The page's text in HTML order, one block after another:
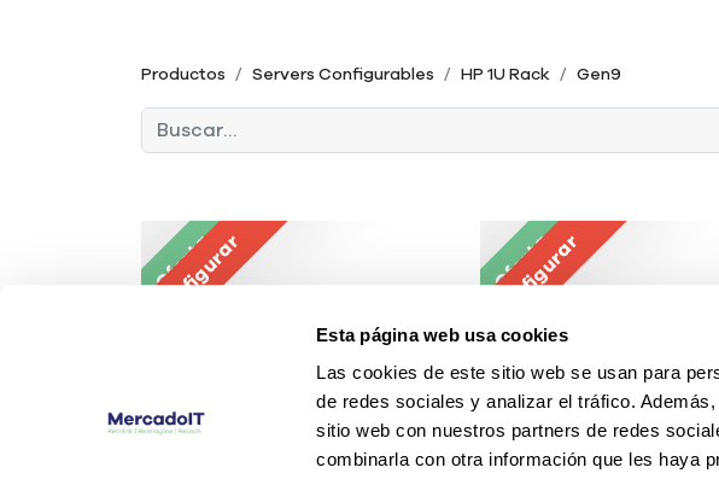
Esta página web usa cookies
Las cookies de este sitio web se usan para
de redes sociales y analizar el tráfico.
sitio web con nuestros partners de redes
combinarla con otra información que les haya
Productos Servers Configurables HP 1U Rack Gen9
Oferta
Configurar Oferta
Configurar